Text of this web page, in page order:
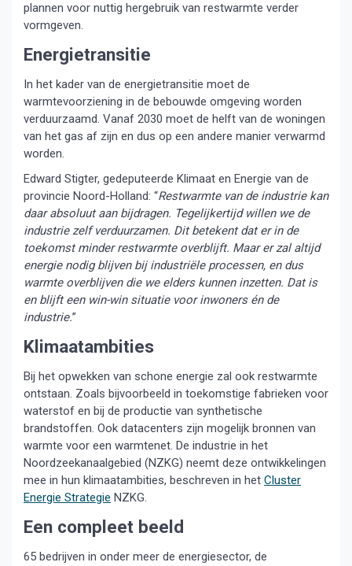
plannen voor nuttig hergebruik van restwarmte verder
vormgeven.
Energietransitie
In het kader van de energietransitie moet de
warmtevoorziening in de bebouwde omgeving worden
verduurzaamd. Vanaf 2030 moet de helft van de woningen
van het gas af zijn en dus op een andere manier verwarmd
worden.
Edward Stigter, gedeputeerde Klimaat en Energie van de
provincie Noord-Holland: “Restwarmte van de industrie kan
daar absoluut aan bijdragen. Tegelijkertijd willen we de
industrie zelf verduurzamen. Dit betekent dat er in de
toekomst minder restwarmte overblijft. Maar er zal altijd
energie nodig blijven bij industriële processen, en dus
warmte overblijven die we elders kunnen inzetten. Dat is
en blijft een win-win situatie voor inwoners én de
industrie.”
Klimaatambities
Bij het opwekken van schone energie zal ook restwarmte
ontstaan. Zoals bijvoorbeeld in toekomstige fabrieken voor
waterstof en bij de productie van synthetische
brandstoffen. Ook datacenters zijn mogelijk bronnen van
warmte voor een warmtenet. De industrie in het
Noordzeekanaalgebied (NZKG) neemt deze ontwikkelingen
mee in hun klimaatambities, beschreven in het Cluster
Energie Strategie NZKG.
Een compleet beeld
65 bedrijven in onder meer de energiesector, de